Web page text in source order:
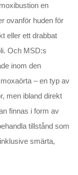
en
ovanför huden för
eller ett drabbat
Och MSD:s
inom den
– en typ av
men ibland direkt
finnas i form av
tillstånd som
smärta,